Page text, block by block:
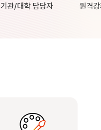
기관/대학 담당자 원격